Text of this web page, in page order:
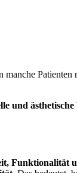
und
Funktionalität